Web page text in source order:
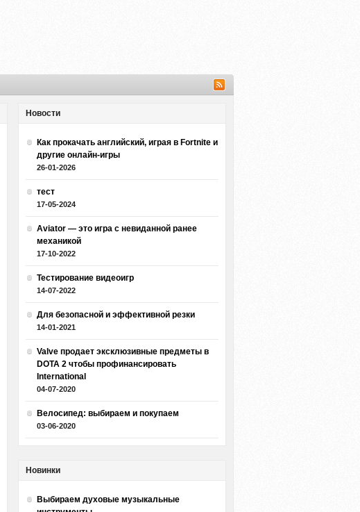
Новости
Как прокачать английский, играя в Fortnite и
другие онлайн-игры
26-01-2026
тест
17-05-2024
Aviator — это игра с невиданной ранее
механикой
17-10-2022
Тестирование видеоигр
14-07-2022
Для безопасной и эффективной резки
14-01-2021
Valve продает эксклюзивные предметы в
DOTA 2 чтобы профинансировать
International
04-07-2020
Велосипед: выбираем и покупаем
03-06-2020
Новинки
Выбираем духовые музыкальные